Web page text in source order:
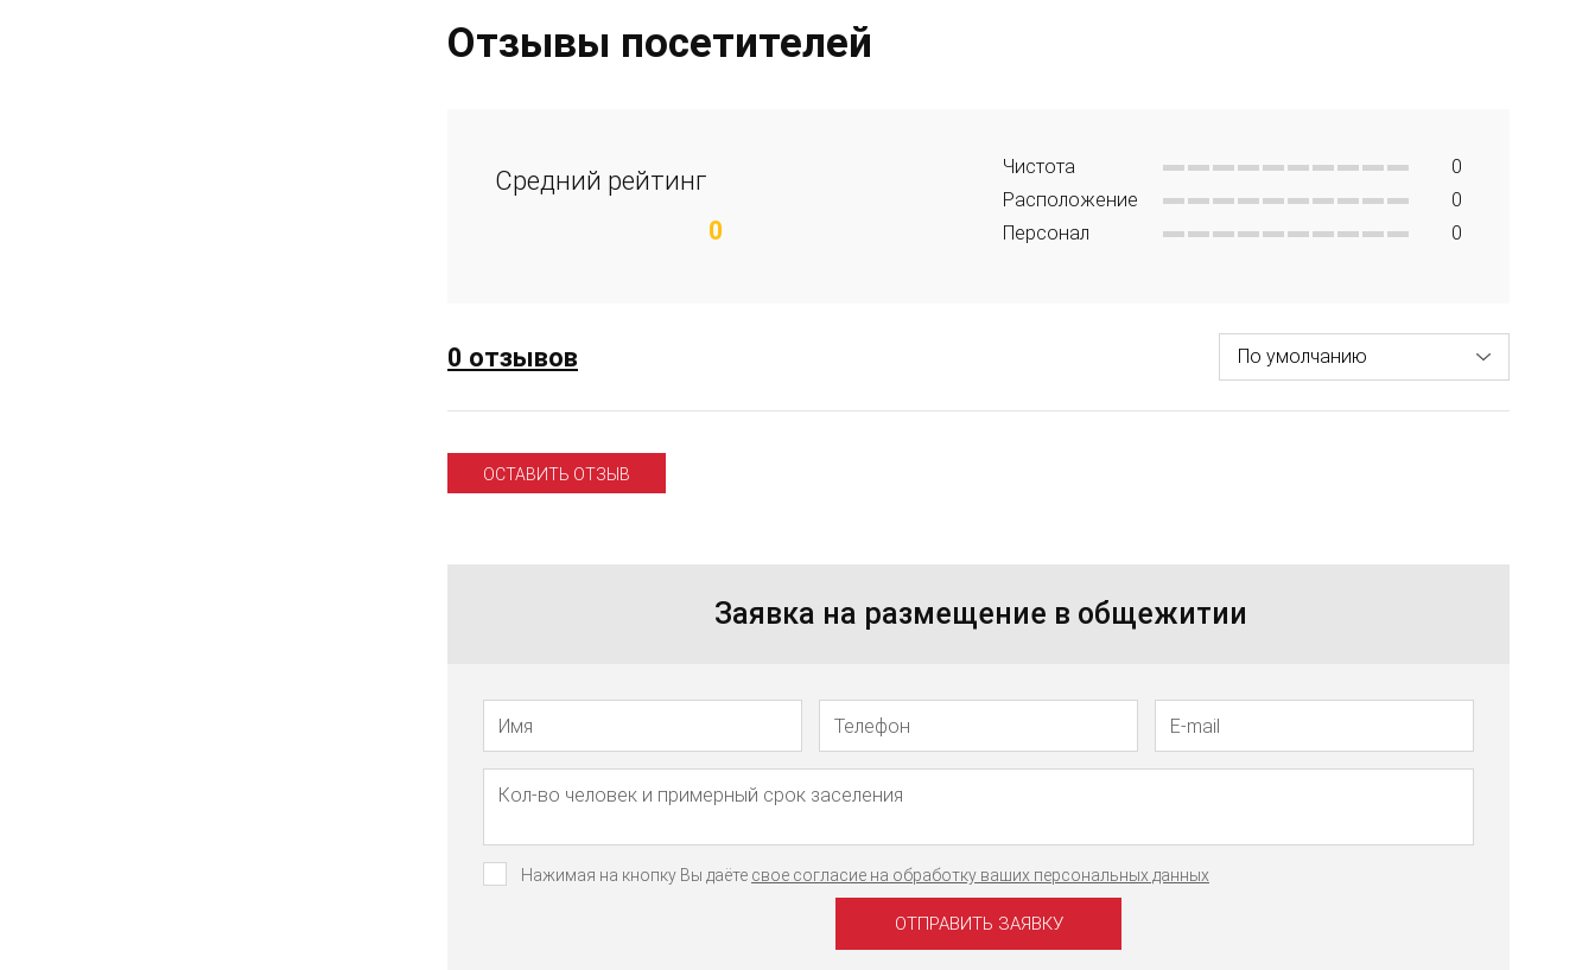
Отзывы посетителей
Средний рейтинг
0
Чистота
0
Расположение
0
Персонал
0
0 отзывов
ОСТАВИТЬ ОТЗЫВ
Заявка на размещение в общежитии
Нажимая на кнопку Вы даёте свое согласие на обработку ваших персональных данных